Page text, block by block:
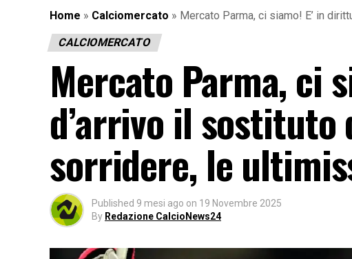
Home » Calciomercato » Mercato Parma, ci siamo! E’ in
CALCIOMERCATO
Mercato Parma, ci
d’arrivo il sostituto
sorridere, le
Published 9 mesi ago on 19 Novembre 2025
By Redazione CalcioNews24